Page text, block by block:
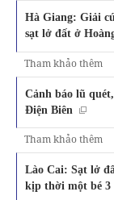
Hà Giang: Giải
sạt lở đất ở
Tham khảo thêm
Cảnh báo lũ
Điện Biên
Tham khảo thêm
Lào Cai: Sạt lở
kịp thời một bé 3